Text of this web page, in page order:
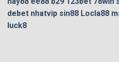
debet nhatvip sin88 Locla88
luck8